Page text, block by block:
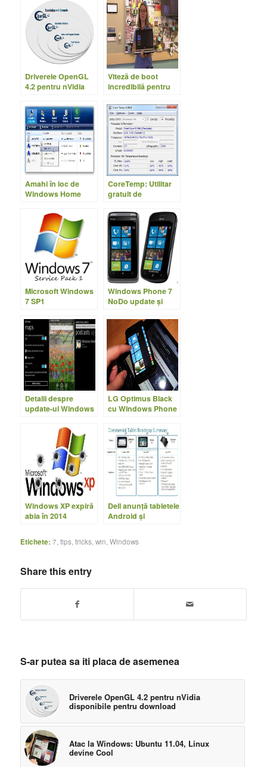
Driverele OpenGL
4.2 pentru nVidia
download
Viteză de boot
incredibilă pentru
Amahi în loc de
Windows Home
CoreTemp: Utilitar
gratuit de
temperaturii
procesorului
Microsoft Windows
7 SP1
Windows Phone 7
NoDo update şi
Detalii despre
update-ul Windows
LG Optimus Black
cu Windows Phone
Windows XP expiră
abia în 2014
Dell anunţă tabletele
Android şi
Etichete: 7 tips, tricks, win Windows
Share this entry
S-ar putea sa iti placa de asemenea
Driverele OpenGL 4.2 pentru nVidia
disponibile pentru download
Atac la Windows: Ubuntu 11.04, Linux
devine Cool